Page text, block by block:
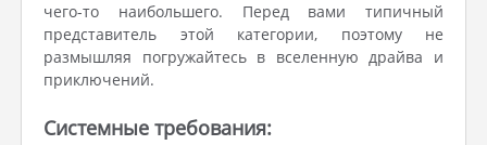
чего-то наибольшего. Перед вами типичный
представитель этой категории, поэтому не
размышляя погружайтесь в вселенную драйва и
приключений.
Системные требования: